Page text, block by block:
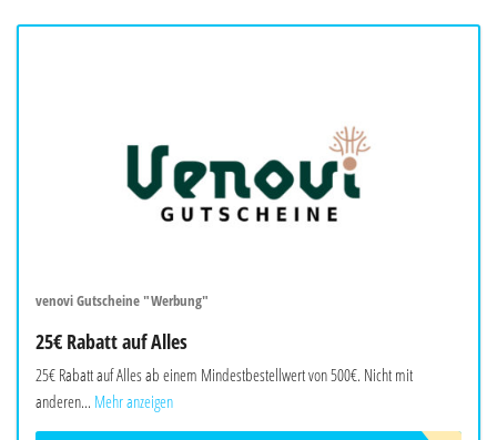
venovi Gutscheine "Werbung"
25€ Rabatt auf Alles
25€ Rabatt auf Alles ab einem Mindestbestellwert von 500€. Nicht mit
anderen... Mehr anzeigen